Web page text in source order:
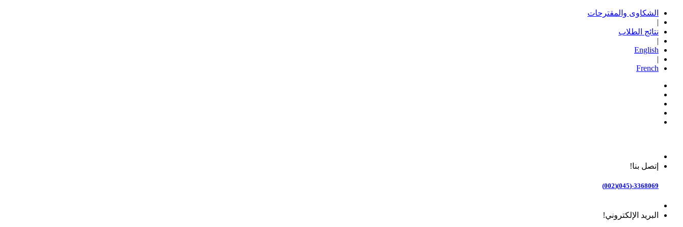
الشكاوى والمقترحات
|
نتائج الطلاب
|
English
|
French
إتصل بنا!
3368069-(045)(002)
البريد الإلكتروني!